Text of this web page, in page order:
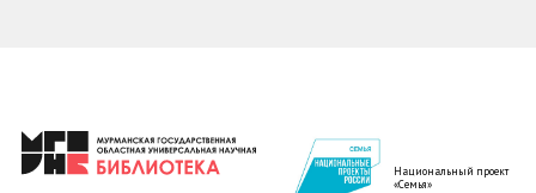
Национальный проект
«Семья»